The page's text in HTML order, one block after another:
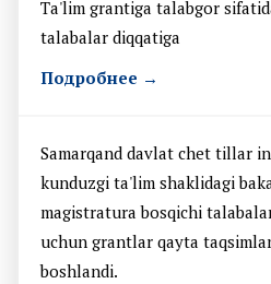
Ta'lim grantiga talabgor
talabalar diqqatiga
Подробнее →
Samarqand davlat chet tillar
kunduzgi ta'lim shaklidagi
magistratura bosqichi
uchun grantlar qayta
boshlandi.